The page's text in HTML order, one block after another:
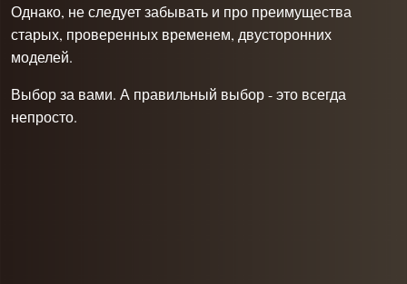
Однако, не следует забывать и про преимущества
старых, проверенных временем, двусторонних
моделей.
Выбор за вами. А правильный выбор - это всегда
непросто.